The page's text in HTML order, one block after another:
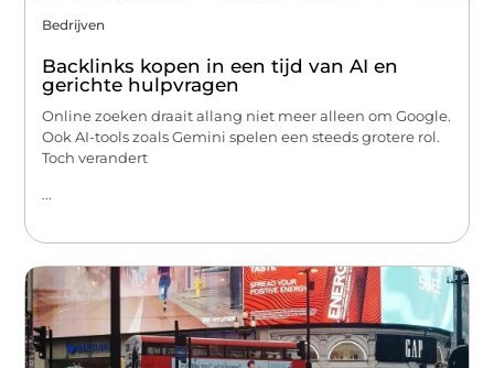
Bedrijven
Backlinks kopen in een tijd van AI en
gerichte hulpvragen
Online zoeken draait allang niet meer alleen om Google.
Ook AI-tools zoals Gemini spelen een steeds grotere rol.
Toch verandert
...